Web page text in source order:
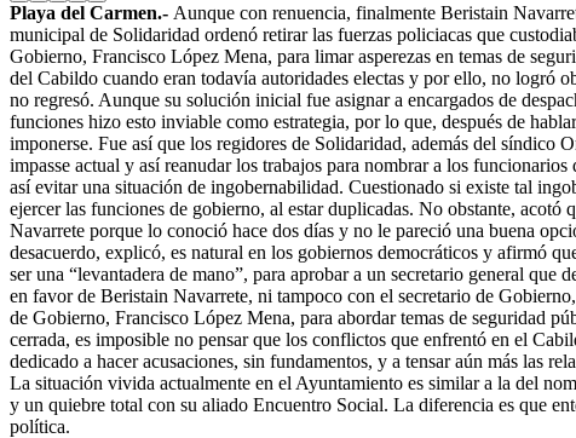
Playa del Carmen.- Aunque con renuencia, finalmente Beristain
municipal de Solidaridad ordenó retirar las fuerzas policiacas que
Gobierno, Francisco López Mena, para limar asperezas en temas de
del Cabildo cuando eran todavía autoridades electas y por ello, no logró
no regresó. Aunque su solución inicial fue asignar a encargados de
funciones hizo esto inviable como estrategia, por lo que, después de
imponerse. Fue así que los regidores de Solidaridad, además del
impasse actual y así reanudar los trabajos para nombrar a los
así evitar una situación de ingobernabilidad. Cuestionado si existe tal
ejercer las funciones de gobierno, al estar duplicadas. No obstante,
Navarrete porque lo conoció hace dos días y no le pareció una buena
desacuerdo, explicó, es natural en los gobiernos democráticos y afirmó
ser una “levantadera de mano”, para aprobar a un secretario general
en favor de Beristain Navarrete, ni tampoco con el secretario de
de Gobierno, Francisco López Mena, para abordar temas de seguridad
cerrada, es imposible no pensar que los conflictos que enfrentó en el
dedicado a hacer acusaciones, sin fundamentos, y a tensar aún más las
La situación vivida actualmente en el Ayuntamiento es similar a la del
y un quiebre total con su aliado Encuentro Social. La diferencia es que
política.